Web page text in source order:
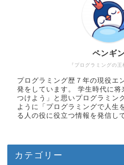
『プログラミングの
ペンギ
プログラミング歴７年の現役エ
発をしています。 学生時代に将
つけよう」と思いプログラミン
ように「プログラミングで人生
る人の役に役立つ情報を発信し
カテゴリー